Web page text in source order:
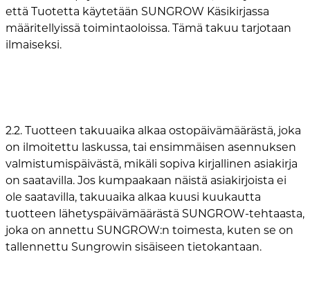
että Tuotetta käytetään SUNGROW Käsikirjassa
määritellyissä toimintaoloissa. Tämä takuu tarjotaan
ilmaiseksi.
2.2. Tuotteen takuuaika alkaa ostopäivämäärästä, joka
on ilmoitettu laskussa, tai ensimmäisen asennuksen
valmistumispäivästä, mikäli sopiva kirjallinen asiakirja
on saatavilla. Jos kumpaakaan näistä asiakirjoista ei
ole saatavilla, takuuaika alkaa kuusi kuukautta
tuotteen lähetyspäivämäärästä SUNGROW-tehtaasta,
joka on annettu SUNGROW:n toimesta, kuten se on
tallennettu Sungrowin sisäiseen tietokantaan.